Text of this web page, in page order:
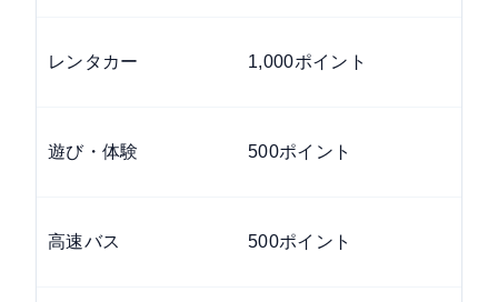
レンタカー 1,000ポイント
遊び・体験 500ポイント
高速バス 500ポイント